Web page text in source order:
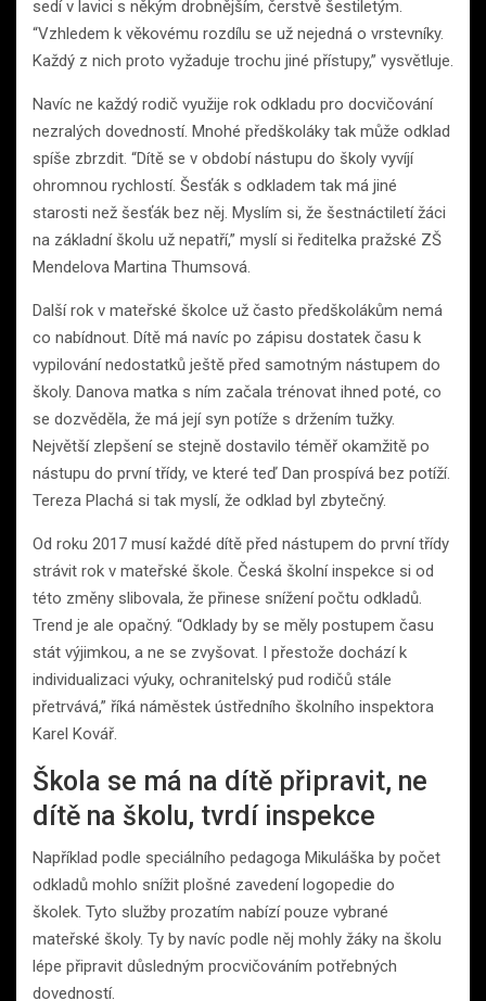
sedí v lavici s někým drobnějším, čerstvě šestiletým.
“Vzhledem k věkovému rozdílu se už nejedná o vrstevníky.
Každý z nich proto vyžaduje trochu jiné přístupy,” vysvětluje.
Navíc ne každý rodič využije rok odkladu pro docvičování
nezralých dovedností. Mnohé předškoláky tak může odklad
spíše zbrzdit. “Dítě se v období nástupu do školy vyvíjí
ohromnou rychlostí. Šesťák s odkladem tak má jiné
starosti než šesťák bez něj. Myslím si, že šestnáctiletí žáci
na základní školu už nepatří,” myslí si ředitelka pražské ZŠ
Mendelova Martina Thumsová.
Další rok v mateřské školce už často předškolákům nemá
co nabídnout. Dítě má navíc po zápisu dostatek času k
vypilování nedostatků ještě před samotným nástupem do
školy. Danova matka s ním začala trénovat ihned poté, co
se dozvěděla, že má její syn potíže s držením tužky.
Největší zlepšení se stejně dostavilo téměř okamžitě po
nástupu do první třídy, ve které teď Dan prospívá bez potíží.
Tereza Plachá si tak myslí, že odklad byl zbytečný.
Od roku 2017 musí každé dítě před nástupem do první třídy
strávit rok v mateřské škole. Česká školní inspekce si od
této změny slibovala, že přinese snížení počtu odkladů.
Trend je ale opačný. “Odklady by se měly postupem času
stát výjimkou, a ne se zvyšovat. I přestože dochází k
individualizaci výuky, ochranitelský pud rodičů stále
přetrvává,” říká náměstek ústředního školního inspektora
Karel Kovář.
Škola se má na dítě připravit, ne
dítě na školu, tvrdí inspekce
Například podle speciálního pedagoga Mikuláška by počet
odkladů mohlo snížit plošné zavedení logopedie do
školek. Tyto služby prozatím nabízí pouze vybrané
mateřské školy. Ty by navíc podle něj mohly žáky na školu
lépe připravit důsledným procvičováním potřebných
dovedností.